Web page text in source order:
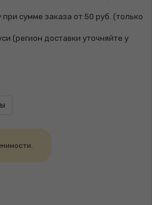
сумме заказа от 50 руб. (только
(регион доставки уточняйте у